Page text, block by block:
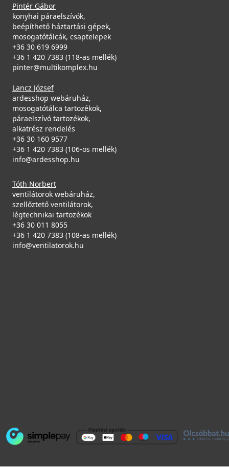
Pintér Gábor
konyhai páraelszívók,
beépíthető háztartási gépek,
mosogatótálcák, csaptelepek
+36 30 619 6999
+36 1 420 7383 (118-as mellék)
pinter@multikomplex.hu
Lancz József
ardesshop webáruház,
mosogatótálca tartozékok,
páraelszívó tartozékok,
alkatrész rendelés
+36 30 160 9577
+36 1 420 7383 (106-os mellék)
info@ardesshop.hu
Tóth Norbert
ventilátorok webáruház,
szellőztető ventilátorok,
légtechnikai tartozékok
+36 30 011 8055
+36 1 420 7383 (108-as mellék)
info@ventilatorok.hu